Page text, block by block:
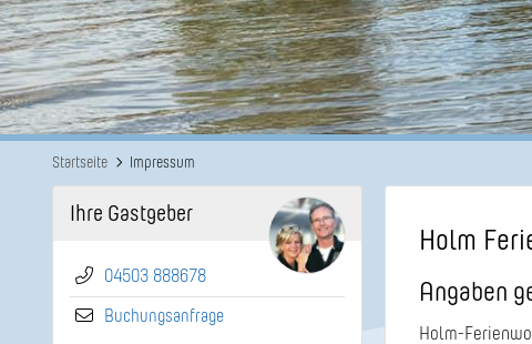
Startseite Impressum
Holm
Angaben
Holm-
Ihre Gastgeber
04503 888678
Buchungsanfrage